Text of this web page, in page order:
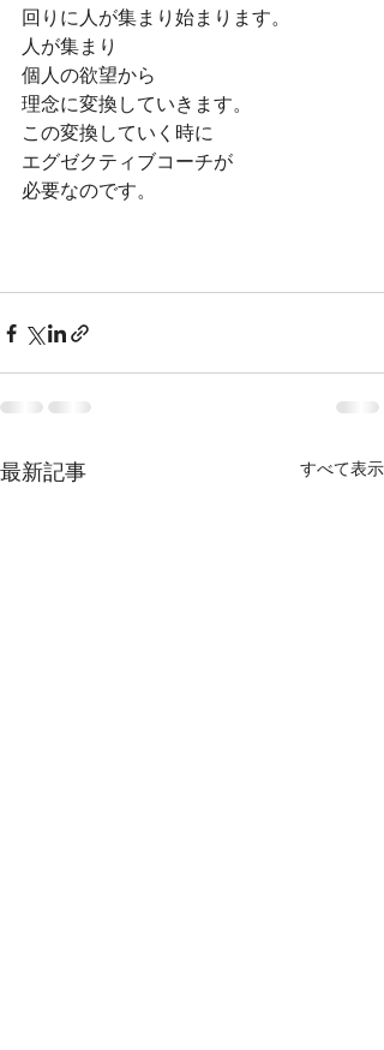
回りに人が集まり始まります。
人が集まり
個人の欲望から
理念に変換していきます。
この変換していく時に
エグゼクティブコーチが
必要なのです。
最新記事 すべて表示